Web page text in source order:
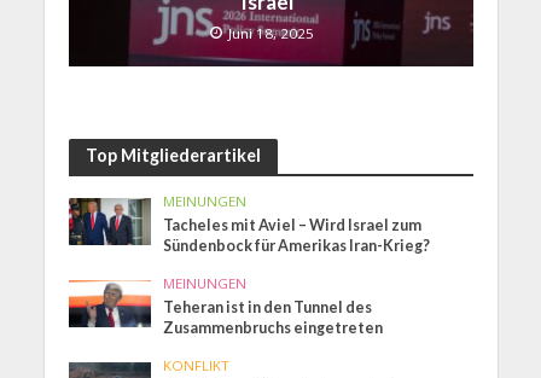
Juni 18, 2025
Top Mitgliederartikel
MEINUNGEN
Tacheles mit Aviel – Wird Israel zum
Sündenbock für Amerikas Iran-Krieg?
MEINUNGEN
Teheran ist in den Tunnel des
Zusammenbruchs eingetreten
KONFLIKT